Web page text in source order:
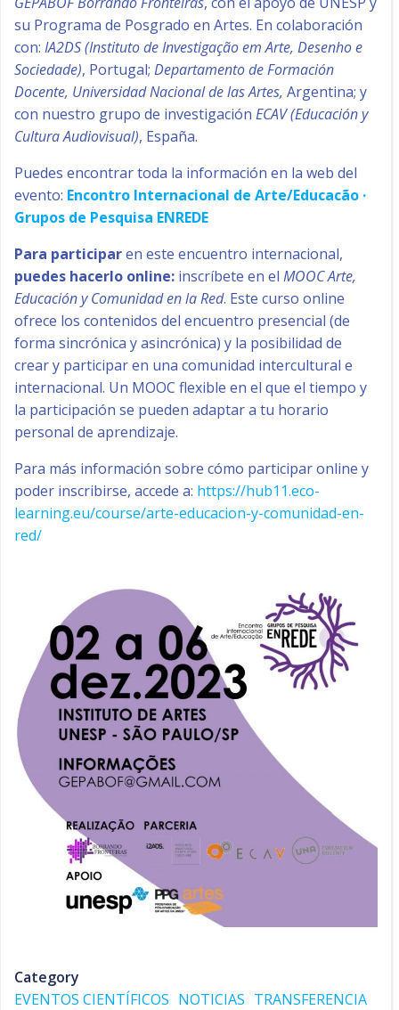
su Programa de Posgrado en Artes. En colaboración
con: IA2DS (Instituto de Investigação em Arte, Desenho e
Sociedade), Portugal; Departamento de Formación
Docente, Universidad Nacional de las Artes, Argentina; y
con nuestro grupo de investigación ECAV (Educación y
Cultura Audiovisual), España.
Puedes encontrar toda la información en la web del
evento: Encontro Internacional de Arte/Educacão ·
Grupos de Pesquisa ENREDE
Para participaren este encuentro internacional,
puedes hacerlo online: inscríbete en el MOOC Arte,
Educación y Comunidad en la Red. Este curso online
ofrece los contenidos del encuentro presencial (de
forma sincrónica y asincrónica) y la posibilidad de
crear y participar en una comunidad intercultural e
internacional. Un MOOC flexible en el que el tiempo y
la participación se pueden adaptar a tu horario
personal de aprendizaje.
Para más información sobre cómo participar online y
poder inscribirse, accede a: https://hub11.eco-
learning.eu/course/arte-educacion-y-comunidad-en-
red/
Category
EVENTOS CIENTÍFICOS NOTICIAS TRANSFERENCIA